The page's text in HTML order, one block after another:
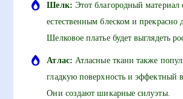
Шелк: Этот благородный материал
естественным блеском и прекрасно
Шелковое платье будет выглядеть
Атлас: Атласные ткани также
гладкую поверхность и эффектный
Они создают шикарные силуэты.